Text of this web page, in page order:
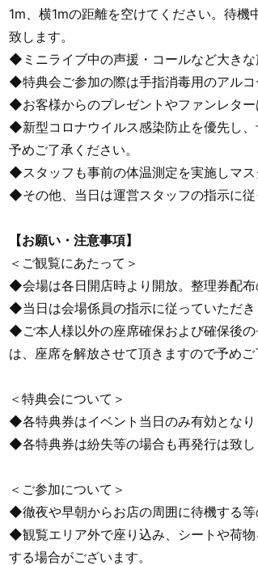
1m、横1mの距離を空けてください。待
致します。
◆ミニライブ中の声援・コールなど大きな
◆特典会ご参加の際は手指消毒用のアルコ
◆お客様からのプレゼントやファンレター
◆新型コロナウイルス感染防止を優先し、
予めご了承ください。
◆スタッフも事前の体温測定を実施しマス
◆その他、当日は運営スタッフの指示に従
【お願い・注意事項】
＜ご観覧にあたって＞
◆会場は各日開店時より開放。整理券配布
◆当日は会場係員の指示に従っていただき
◆ご本人様以外の座席確保および確保後
は、座席を解放させて頂きますので予めご
＜特典会について＞
◆各特典券はイベント当日のみ有効となり
◆各特典券は紛失等の場合も再発行は致し
＜ご参加について＞
◆徹夜や早朝からお店の周囲に待機する等
◆観覧エリア外で座り込み、シートや荷
する場合がございます。